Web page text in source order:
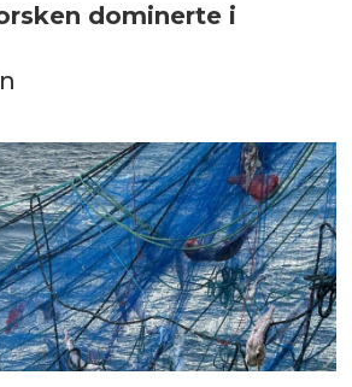
dominerte i